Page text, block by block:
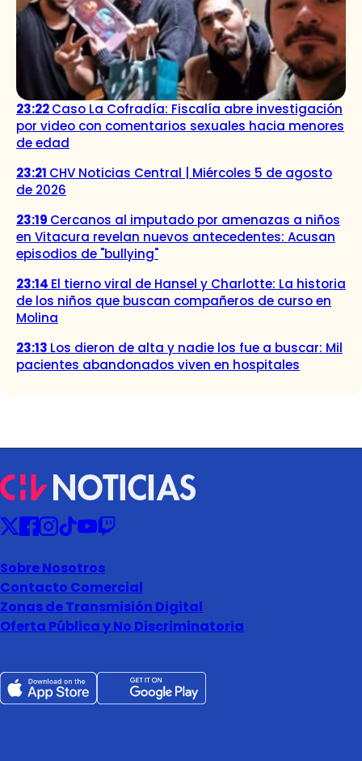
23:22Caso La Cofradía: Fiscalía abre investigación
por video con comentarios sexuales hacia menores
de edad
23:21 CHV Noticias Central | Miércoles 5 de agosto
de 2026
23:19 Cercanos al imputado por amenazas a niños
en Vitacura revelan nuevos antecedentes: Acusan
episodios de "bullying"
23:14 El tierno viral de Hansel y Charlotte: La historia
de los niños que buscan compañeros de curso en
Molina
23:13 Los dieron de alta y nadie los fue a buscar: Mil
pacientes abandonados viven en hospitales
Sobre Nosotros
Contacto Comercial
Zonas de Transmisión Digital
Oferta Pública y No Discriminatoria